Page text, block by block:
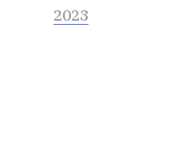
2023